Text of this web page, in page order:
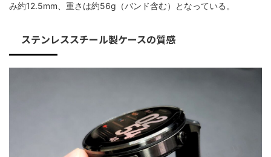
み約12.5mm、重さは約56g（バンド含む）となっている。
ステンレススチール製ケースの質感